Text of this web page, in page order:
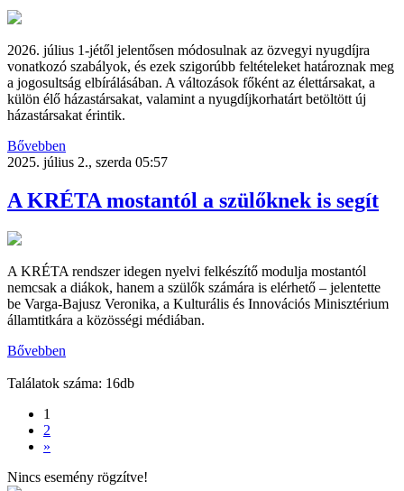
2026. július 1-jétől jelentősen módosulnak az özvegyi nyugdíjra
vonatkozó szabályok, és ezek szigorúbb feltételeket határoznak meg
a jogosultság elbírálásában. A változások főként az élettársakat, a
külön élő házastársakat, valamint a nyugdíjkorhatárt betöltött új
házastársakat érintik.
Bővebben
2025. július 2., szerda 05:57
A KRÉTA mostantól a szülőknek is segít
A KRÉTA rendszer idegen nyelvi felkészítő modulja mostantól
nemcsak a diákok, hanem a szülők számára is elérhető – jelentette
be Varga-Bajusz Veronika, a Kulturális és Innovációs Minisztérium
államtitkára a közösségi médiában.
Bővebben
Találatok száma: 16db
1
2
»
Nincs esemény rögzítve!